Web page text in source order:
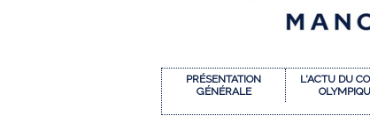
PRÉSENTATION
GÉNÉRALE
L'ACTU DU